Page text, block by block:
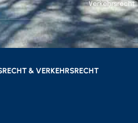
Verkehrsrecht
& VERKEHRSRECHT